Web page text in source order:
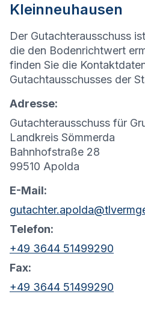
Kleinneuhausen
Der Gutachterausschuss
die den Bodenrichtwert
finden Sie die
Gutachtausschusses der
Adresse:
Gutachterausschuss für
Landkreis Sömmerda
Bahnhofstraße 28
99510 Apolda
E-Mail:
Telefon:
+49 3644 51499290
Fax:
+49 3644 51499290